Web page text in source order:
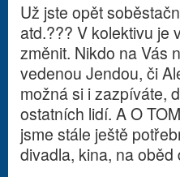
Už jste opět
atd.??? V kolektivu je
změnit. Nikdo na Vás
vedenou Jendou, či
možná si i zazpíváte,
ostatních lidí. A O
jsme stále ještě
divadla, kina, na